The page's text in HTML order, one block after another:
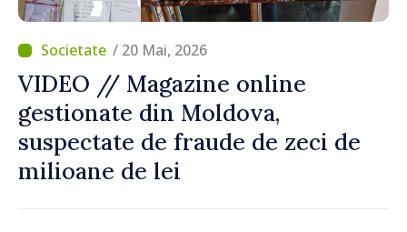
/ 20 Mai, 2026
VIDEO // Magazine online
gestionate din Moldova,
suspectate de fraude de zeci de
milioane de lei